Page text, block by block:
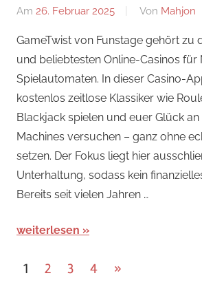
Am 26. Februar 2025 Von Mahjon
GameTwist von Funstage gehört zu
und beliebtesten Online-Casinos für
Spielautomaten. In dieser Casino-
kostenlos zeitlose Klassiker wie
Blackjack spielen und euer Glück
Machines versuchen – ganz ohne
setzen. Der Fokus liegt hier
Unterhaltung, sodass kein
Bereits seit vielen Jahren …
weiterlesen
Seitennummerierung
1 2 3 4
Nächste
»